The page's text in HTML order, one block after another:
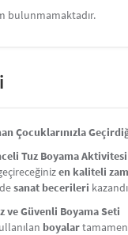
bulunmamaktadır.
Çocuklarınızla
Tuz Boyama Aktivitesi
en kaliteli
sanat becerileri
ve Güvenli Boyama Seti
boyalartamamen